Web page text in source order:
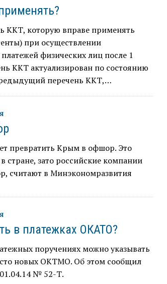
ККТ, которую вправе применять
при осуществлении
физических лиц после 1
ККТ актуализирован по состоянию
перечень ККТ,…
превратить Крым в офшор. Это
стране, зато российские компании
считают в Минэкономразвития
в платежках ОКАТО?
поручениях можно указывать
новых ОКТМО. Об этом сообщил
№ 52-Т.